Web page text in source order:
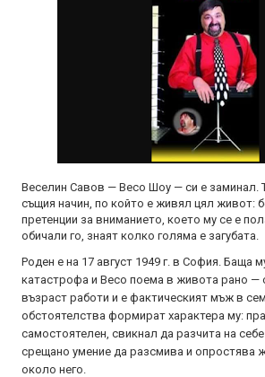
Веселин Савов — Весо Шоу — си е заминал.
същия начин, по който е живял цял живот:
претенции за вниманието, което му се е
обичали го, знаят колко голяма е загубата.
Роден е на 17 август 1949 г. в София. Баща
катастрофа и Весо поема в живота рано —
възраст работи и е фактическият мъж в
обстоятелства формират характера му:
самостоятелен, свикнал да разчита на
срещано умение да разсмива и опростява
около него.